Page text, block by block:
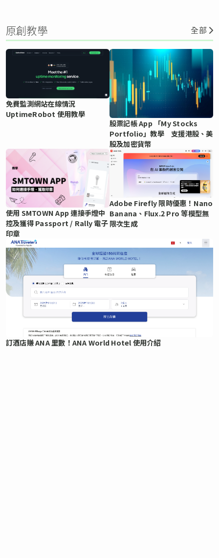
原創教學 全部
免費監測網站在線情況
UptimeRobot 使用教學
股票記帳 App 「My Stocks
Portfolio」教學 支援港股、美
股及加密貨幣
使用 SMTOWN App 連接手燈中
控及獲得 Passport / Rally 電子
印章
Adobe Firefly 限時優惠！Nano
Banana、Flux.2 Pro 等模型無
限次生成
訂酒店賺 ANA 里數！ANA World Hotel 使用介紹